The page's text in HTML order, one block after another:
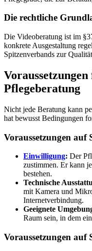
Die rechtliche
Die Videoberatung ist im
konkrete Ausgestaltung
Spitzenverbands zur
Pflegeberatung
Nicht jede Beratung kann
hat bewusst Bedingungen
Voraussetzungen auf
Einwilligung: Der
zustimmen. Er kann
bestehen.
Technische
mit Kamera und
Internetverbindung.
Geeignete
Raum sein, in dem
Voraussetzungen auf